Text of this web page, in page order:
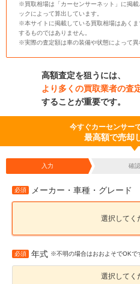
※買取相場は「カーセンサーネット」に掲
ックによって算出しています。
※本サイトに掲載している買取相場はあく
するものではありません。
※実際の査定額は車の装備や状態によって異
高額査定を狙うには、
より多くの買取業者の査
することが重要です。
今すぐカーセンサー
最高額で売却
入力 確認
必須 メーカー・車種・グレード
選択してく
必須 年式 ※不明の場合はおおよそでOKで
選択してく